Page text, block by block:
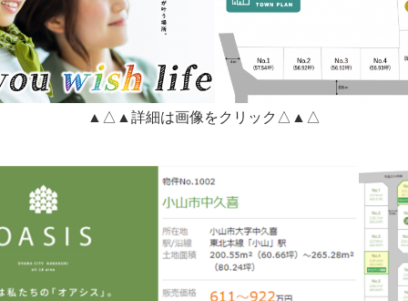
▲△▲詳細は画像をクリック△▲△